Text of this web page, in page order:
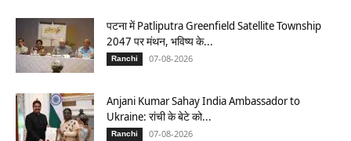
पटना में Patliputra Greenfield Satellite Township
2047 पर मंथन, भविष्य के...
Ranchi 07-08-2026
Anjani Kumar Sahay India Ambassador to
Ukraine: रांची के बेटे को...
Ranchi 07-08-2026